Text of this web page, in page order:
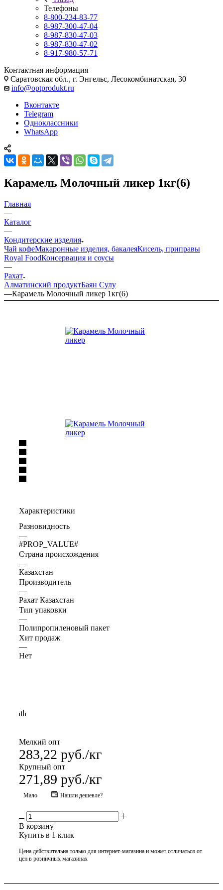
Телефоны
8-800-234-83-77
8-987-300-47-04
8-987-830-47-03
8-987-830-47-02
8-917-980-57-71
Контактная информация
Саратовская обл., г. Энгельс, Лесокомбинатская, 30
info@optprodukt.ru
Вконтакте
Telegram
Одноклассники
WhatsApp
Карамель Молочный ликер 1кг(6)
Главная
—
Каталог
—
Кондитерские изделия
Чай кофеМакаронные изделия, бакалеяКисель, приправы
Royal FoodКонсервация и соусы
—
Рахат
Алматинский продуктБаян Сулу
—Карамель Молочный ликер 1кг(6)
Характеристики
Разновидность
—
#PROP_VALUE#
Страна происхождения
—
Казахстан
Производитель
—
Рахат Казахстан
Тип упаковки
—
Полипропиленовый пакет
Хит продаж
—
Нет
Мелкий опт
283,22 руб./кг
Крупный опт
271,89 руб./кг
Мало Нашли дешевле?
В корзину
Купить в 1 клик
Цена действительна только для интернет-магазина и может отличаться от
цен в розничных магазинах